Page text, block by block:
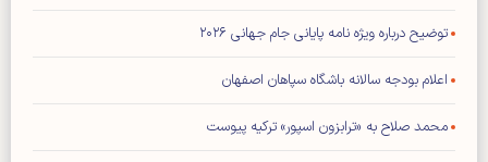
توضیح درباره ویژه نامه پایانی جام جهانی ۲۰۲۶
اعلام بودجه سالانه باشگاه سپاهان اصفهان
محمد صلاح به «ترابزون اسپور» ترکیه پیوست